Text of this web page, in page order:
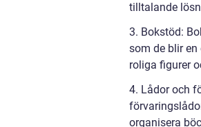
tilltalande
3. Bokstöd:
som de blir
roliga figurer
4. Lådor och
organisera